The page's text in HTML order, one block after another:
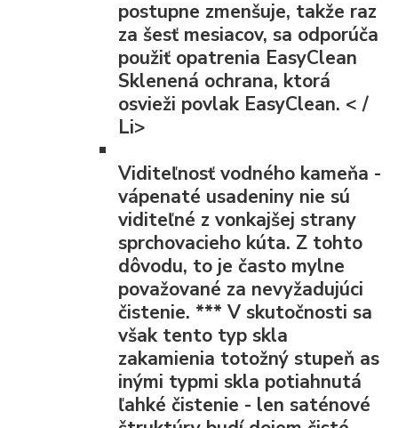
postupne zmenšuje, takže raz
za šesť mesiacov, sa odporúča
použiť opatrenia EasyClean
Sklenená ochrana, ktorá
osvieži povlak EasyClean. < /
Li>
Viditeľnosť vodného kameňa -
vápenaté usadeniny nie sú
viditeľné z vonkajšej strany
sprchovacieho kúta. Z tohto
dôvodu, to je často mylne
považované za nevyžadujúci
čistenie. ***V skutočnosti sa
však tento typ skla
zakamienia totožný stupeň as
inými typmi skla potiahnutá
ľahké čistenie - len saténové